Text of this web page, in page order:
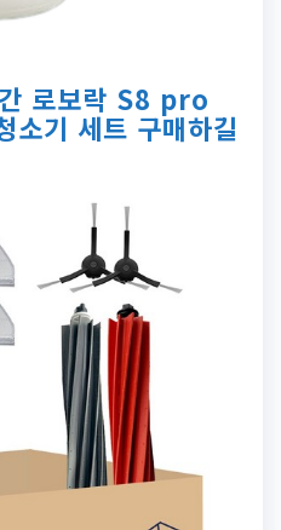
로보락 S8 pro
기 세트 구매하길